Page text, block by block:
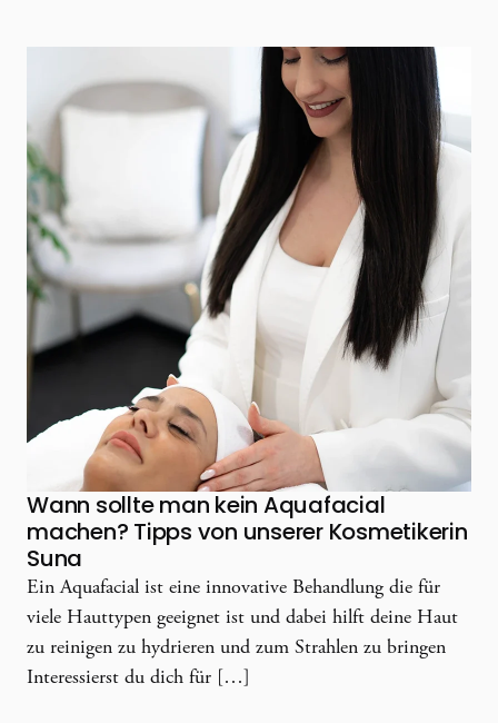
Wann sollte man kein Aquafacial
machen? Tipps von unserer Kosmetikerin
Suna
Ein Aquafacial ist eine innovative Behandlung die für
viele Hauttypen geeignet ist und dabei hilft deine Haut
zu reinigen zu hydrieren und zum Strahlen zu bringen
Interessierst du dich für […]